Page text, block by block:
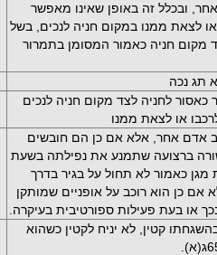
ובכלל זה באופן שאינו מאפשר
לצאת ממנו במקום חניה לנכים, בשל
חניה כאמור המסומן בתמרור
תג נכה
לחניה לצד מקום חניה לנכים
או לצאת ממנו
אדם אחר, אלא אם כן הם חובשים
ברצועה שתמנע את נפילתה בשעת
כאמור לא תחול על בגיר בדרך
אם כן הוא רוכב על אופניים שמותקן
או בעת פעילות ספורטיבית בעיקרה.
קטין, לא יניח לקטין כשהוא